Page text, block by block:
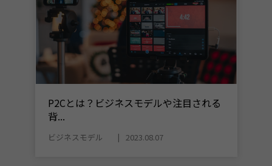
P2Cとは？ビジネスモデルや注目される
背...
ビジネスモデル 2023.08.07